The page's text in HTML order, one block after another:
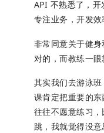
API 不熟悉了，
专注业务，开发效
非常同意关于健
对的，而教练一眼
其实我们去游泳
课肯定把重要的
往往不愿意练习
跳，我就觉得没意